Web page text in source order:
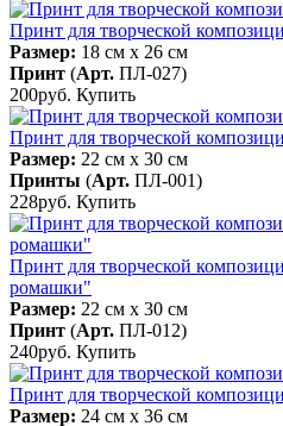
Принт для творческой
Размер: 18 см x 26 см
Принт (Арт. ПЛ-027)
200руб. Купить
Принт для творческой
Размер: 22 см x 30 см
Принты (Арт. ПЛ-001)
228руб. Купить
Принт для творческой
ромашки"
Размер: 22 см x 30 см
Принт (Арт. ПЛ-012)
240руб. Купить
Принт для творческой
Размер: 24 см x 36 см